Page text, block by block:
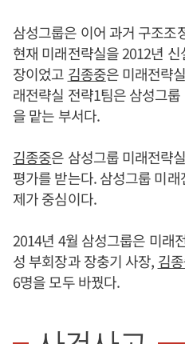
삼성그룹은 이어 과거 구조조
현재 미래전략실을 2012년
장이었고 김종중은 미래전략
래전략실 전략1팀은 삼성그
을 맡는 부서다.
김종중은 삼성그룹 미래전략
평가를 받는다. 삼성그룹 미
제가 중심이다.
2014년 4월 삼성그룹은 미래
성 부회장과 장충기 사장, 김
6명을 모두 바꿨다.